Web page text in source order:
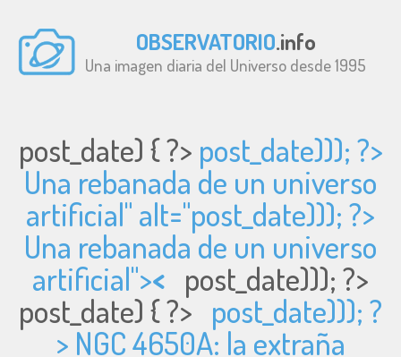
OBSERVATORIO.info
Una imagen diaria del Universo desde 1995
post_date) { ?> post_date))); ?>
Una rebanada de un universo
artificial" alt="post_date))); ?>
Una rebanada de un universo
artificial">< post_date))); ?>
post_date) { ?> post_date))); ?
> NGC 4650A: la extraña